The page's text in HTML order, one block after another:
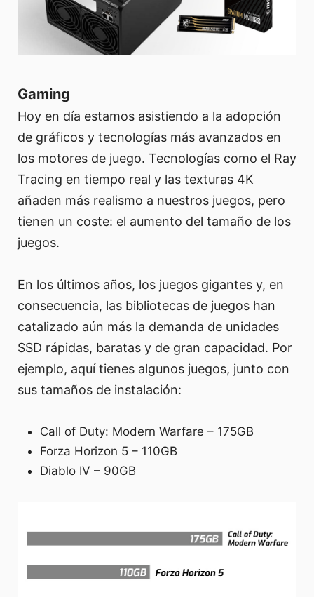
Gaming
Hoy en día estamos asistiendo a la adopción
de gráficos y tecnologías más avanzados en
los motores de juego. Tecnologías como el Ray
Tracing en tiempo real y las texturas 4K
añaden más realismo a nuestros juegos, pero
tienen un coste: el aumento del tamaño de los
juegos.
En los últimos años, los juegos gigantes y, en
consecuencia, las bibliotecas de juegos han
catalizado aún más la demanda de unidades
SSD rápidas, baratas y de gran capacidad. Por
ejemplo, aquí tienes algunos juegos, junto con
sus tamaños de instalación:
Call of Duty: Modern Warfare – 175GB
Forza Horizon 5 – 110GB
Diablo IV – 90GB